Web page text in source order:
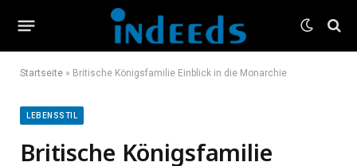
Startseite » Britische Königsfamilie Einblick in die Monarchie
LEBENSSTIL
Britische Königsfamilie